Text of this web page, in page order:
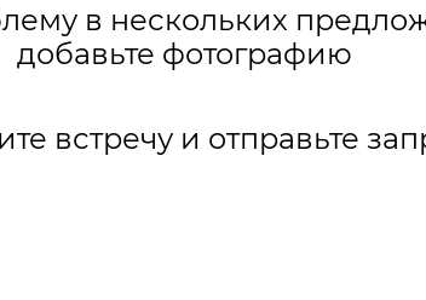
в нескольких
добавьте фотографию
встречу и отправьте